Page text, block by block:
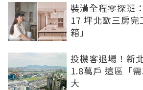
裝潢全程零探班
17 坪北歐三房完
箱」
投機客退場！新
1.8萬戶 這區「
大